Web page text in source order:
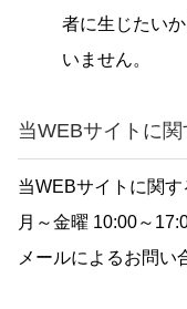
者に生じたい
いません。
当WEBサイトに
当WEBサイトに関す
月～金曜 10:00～
メールによるお問い